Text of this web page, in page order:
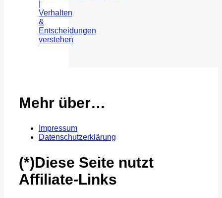
Verhalten
&
Entscheidungen
verstehen
Mehr über…
Impressum
Datenschutzerklärung
(*)Diese Seite nutzt
Affiliate-Links